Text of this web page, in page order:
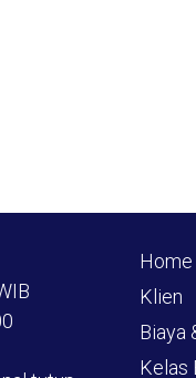
Home
Klien
Biaya
Kelas